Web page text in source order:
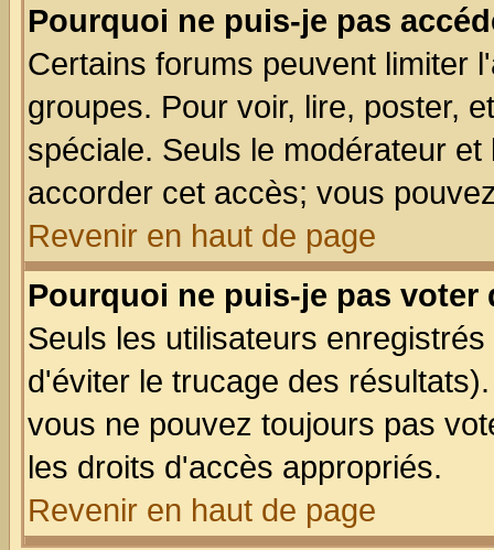
Pourquoi ne puis-je pas
Certains forums peuvent limiter
groupes. Pour voir, lire, poster,
spéciale. Seuls le modérateur
accorder cet accès; vous
Revenir en haut de page
Pourquoi ne puis-je pas voter
Seuls les utilisateurs
d'éviter le trucage des
vous ne pouvez toujours pas
les droits d'accès appropriés.
Revenir en haut de page